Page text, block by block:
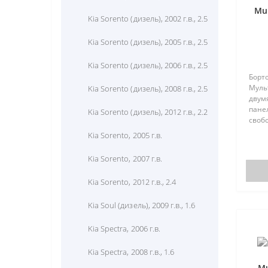
Hyundai Santa Fe, 2004 г.в., 2.7
Hyundai Santa Fe, 2007 г.в.
Hyundai Santa Fe, 2008 г.в.
Hyundai Solaris, 2011 г.в., 1.4
Hyundai Solaris, 2011 г.в., 1.6
Hyundai Sonata V (EF new), 2008
г.в., 2.5
Kia Sorento (дизель), 2002 г.в., 2.5
Kia Sorento (дизель), 2005 г.в., 2.5
Kia Sorento (дизель), 2006 г.в., 2.5
Kia Sorento (дизель), 2008 г.в., 2.5
Kia Sorento (дизель), 2012 г.в., 2.2
Kia Sorento, 2005 г.в.
Kia Sorento, 2007 г.в.
Kia Sorento, 2012 г.в., 2.4
Kia Soul (дизель), 2009 г.в., 1.6
Kia Spectra, 2006 г.в.
Kia Spectra, 2008 г.в., 1.6